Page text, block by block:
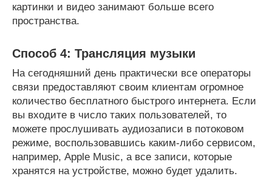
картинки и видео занимают больше всего
пространства.
Способ 4: Трансляция музыки
На сегодняшний день практически все операторы
связи предоставляют своим клиентам огромное
количество бесплатного быстрого интернета. Если
вы входите в число таких пользователей, то
можете прослушивать аудиозаписи в потоковом
режиме, воспользовавшись каким-либо сервисом,
например, Apple Music, а все записи, которые
хранятся на устройстве, можно будет удалить.